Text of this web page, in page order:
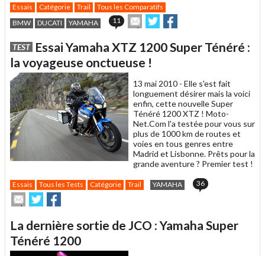
Essais Catégorie Trail
Tous les Comparatifs
BMW
DUCATI YAMAHA 11
Envoyer
cet
à
un
ami
Partager
sur sur
TEST Essai Yamaha XTZ 1200 Super Ténéré :
la voyageuse onctueuse !
13 mai 2010 - Elle s'est fait
longuement désirer mais la voici
enfin, cette nouvelle Super
Ténéré 1200 XTZ ! Moto-
Net.Com l'a testée pour vous sur
plus de 1000 km de routes et
voies en tous genres entre
Madrid et Lisbonne. Prêts pour la
grande aventure ? Premier test !
Essais Tous les Tests Catégorie Trail YAMAHA 36
Envoyer
cet
à
un
ami
Partager
sur
sur
La dernière sortie de JCO : Yamaha Super
Ténéré 1200